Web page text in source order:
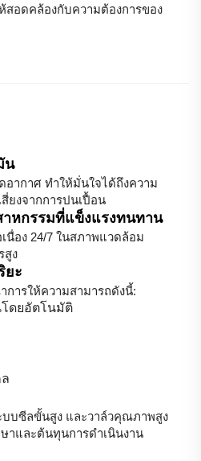
อดคล้องกับความต้องการของ
น
ากาศ ทำให้มั่นใจได้ถึงความ
ยงจากการปนเปื้อน
หกรรมที่แข็งแรงทนทาน
นื่อง 24/7 ในสภาพแวดล้อม
สูง
ยะ
ารให้ความสามารถดังนี้:
ดยอัตโนมัติ
บซีลขั้นสูง และวาล์วคุณภาพสูง
าและต้นทุนการดำเนินงาน